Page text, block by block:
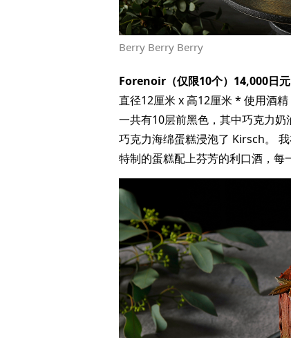
Berry Berry Berry
Forenoir（仅限10个）14,000日元
直径12厘米 x 高12厘米 * 使用酒精
一共有10层前黑色，其中巧克力
巧克力海绵蛋糕浸泡了 Kirsch。
特制的蛋糕配上芬芳的利口酒，每